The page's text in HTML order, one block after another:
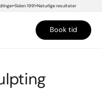
Siden 1991 Naturlige resultater
Book tid